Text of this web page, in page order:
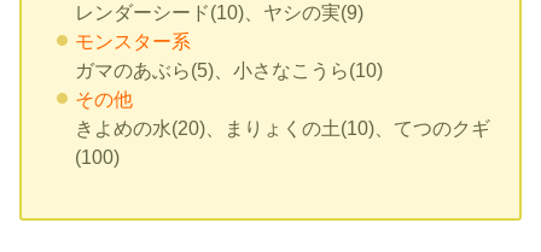
レンダーシード(10)、ヤシの実(9)
モンスター系
ガマのあぶら(5)、小さなこうら(10)
その他
きよめの水(20)、まりょくの土(10)、てつのクギ
(100)